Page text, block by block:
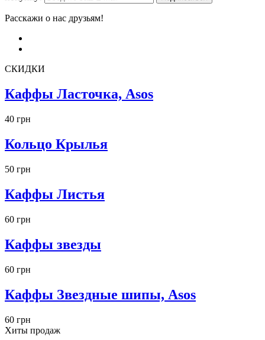
Расскажи о нас друзьям!
СКИДКИ
Каффы Ласточка, Asos
40 грн
Кольцо Крылья
50 грн
Каффы Листья
60 грн
Каффы звезды
60 грн
Каффы Звездные шипы, Asos
60 грн
Хиты продаж